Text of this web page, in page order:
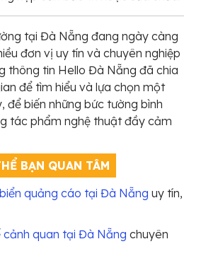
tại Đà Nẵng đang ngày càng
đơn vị uy tín và chuyên nghiệp
thông tin Hello Đà Nẵng đã chia
để tìm hiểu và lựa chọn một
để biến những bức tường bình
tác phẩm nghệ thuật đầy cảm
BẠN QUAN TÂM
quảng cáo tại Đà Nẵng uy tín,
cảnh quan tại Đà Nẵng chuyên